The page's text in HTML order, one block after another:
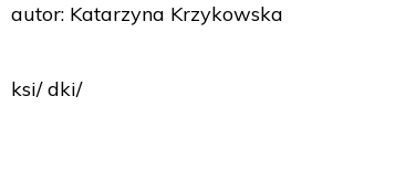
autor: Katarzyna Krzykowska
ksi/ dki/